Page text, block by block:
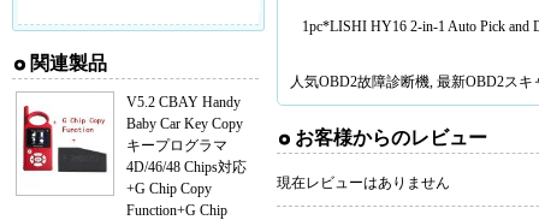
関連製品
V5.2 CBAY Handy
Baby Car Key Copy
キープログラマ
4D/46/48 Chips対応
+G Chip Copy
Function+G Chip
1pc*LISHI HY16 2-in-1 Auto Pick
人気OBD2故障診断機, 最新OBD2スキ
お客様からのレビュー
現在レビューはありません